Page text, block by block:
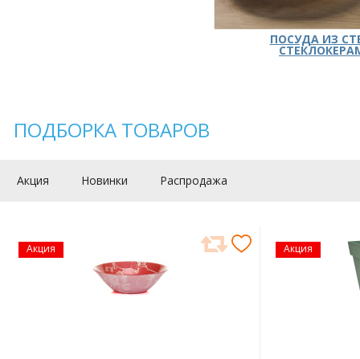
ПОСУДА ИЗ
ПОДБОРКА ТОВАРОВ
Акция Новинки Распродажа
Акция Акция